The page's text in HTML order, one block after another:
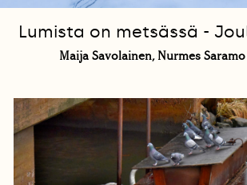
Lumista on metsässä -
Maija Savolainen, Nurmes Saramo​